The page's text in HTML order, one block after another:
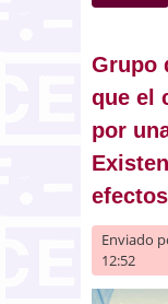
Grupo
que el
por
Enviado
12:52